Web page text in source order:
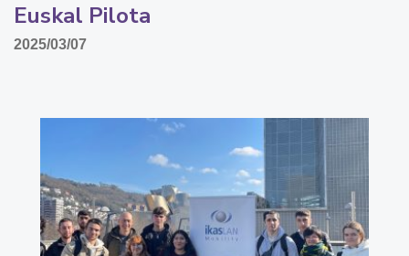
Euskal Pilota
2025/03/07